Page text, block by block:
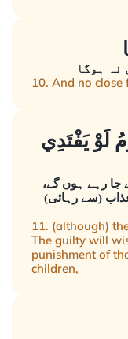
نہ ہوگا
10. And no
لَوْ يَفْتَدِي
جا رہے ہوں گے،
(سے رہائی)
11. (although)
The guilty will
punishment of
children,